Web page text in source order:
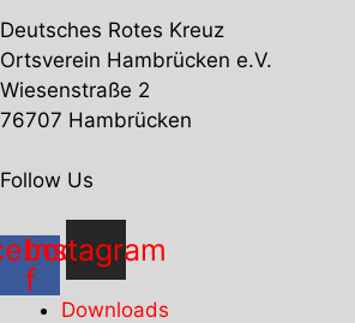
Deutsches Rotes Kreuz
Ortsverein Hambrücken e.V.
Wiesenstraße 2
76707 Hambrücken
Follow Us
f
Instagram
Downloads